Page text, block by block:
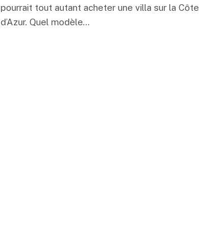
pourrait tout autant acheter une villa sur la Côte
d’Azur. Quel modèle…